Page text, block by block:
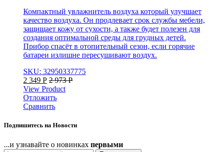
Компактный увлажнитель воздуха который улучшает
качество воздуха. Он продлевает срок службы мебели,
защищает кожу от сухости, а также будет полезен для
создания оптимальной среды для грудных детей.
Прибор спасёт в отопительный сезон, если горячие
батареи излишне пересушивают воздух.
SKU: 32950337775
2 349 Р 2 973Р
View Product
Отложить
Сравнить
Подпишитесь на Новости
...и узнавайте о новинках первыми